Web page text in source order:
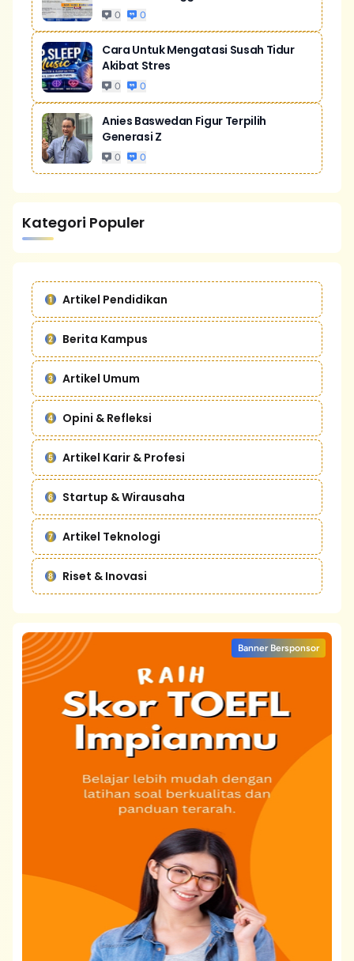
0 0
Cara Untuk Mengatasi Susah Tidur
Akibat Stres
0 0
Anies Baswedan Figur Terpilih
Generasi Z
0 0
Kategori Populer
Artikel Pendidikan
Berita Kampus
Artikel Umum
Opini & Refleksi
Artikel Karir & Profesi
Startup & Wirausaha
Artikel Teknologi
Riset & Inovasi
Banner Bersponsor